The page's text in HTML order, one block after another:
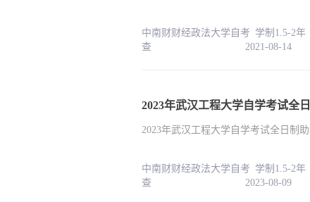
中南财财经政法大学自考 学制1.5-2年
查 2021-08-14
2023年武汉工程大学自学考试全日制
中南财财经政法大学自考 学制1.5-2年
查 2023-08-09